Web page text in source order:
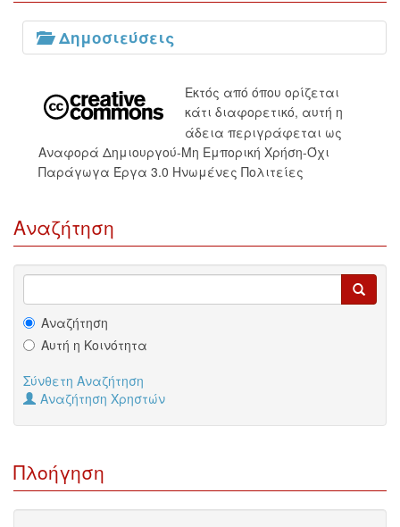
Δημοσιεύσεις
Εκτός από όπου ορίζεται
κάτι διαφορετικό, αυτή η
άδεια περιγράφεται ως
Αναφορά Δημιουργού-Μη Εμπορική Χρήση-Όχι
Παράγωγα Έργα 3.0 Ηνωμένες Πολιτείες
Αναζήτηση
Αναζήτηση
Αυτή η Κοινότητα
Σύνθετη Αναζήτηση
Αναζήτηση Χρηστών
Πλοήγηση